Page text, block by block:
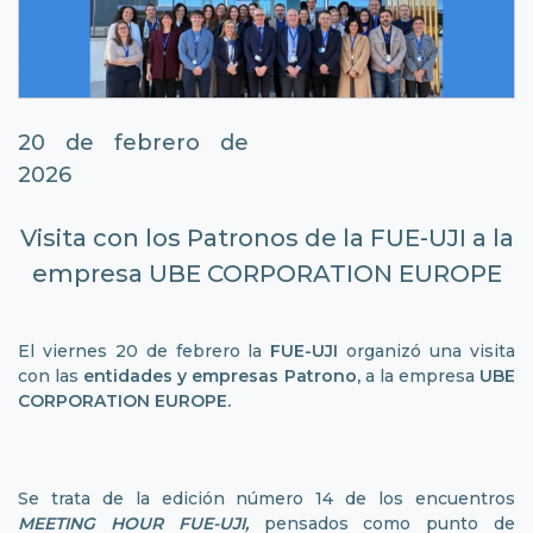
20 de febrero de
2026
Visita con los Patronos de la FUE-UJI a la
empresa UBE CORPORATION EUROPE
El viernes 20 de febrero la FUE-UJIorganizó una visita
con las entidades y empresas Patrono, a la empresa UBE
CORPORATION EUROPE.
Se trata de la edición número 14 de los encuentros
MEETING HOUR FUE-UJI,pensados como punto de